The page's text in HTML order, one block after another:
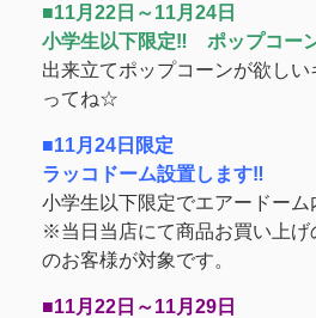
■11月22日～11月24日
小学生以下限定‼ ポップコー
出来立てポップコーンが欲し
ってね☆
■11月24日限定
ラッコドーム設置します‼
小学生以下限定でエアードーム
※当日当店にて商品お買い上げ
のお客様が対象です。
■11月22日～11月29日